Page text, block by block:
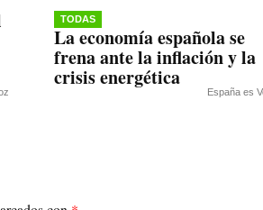
TODAS
La economía española se
frena ante la inflación y la
crisis energética
España es